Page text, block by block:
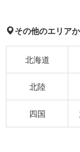
その他のエリア
北海道
北陸
四国